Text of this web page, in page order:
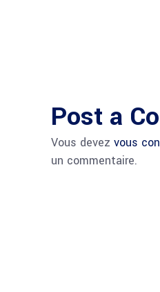
Post a
Vous devez vous
un commentaire.